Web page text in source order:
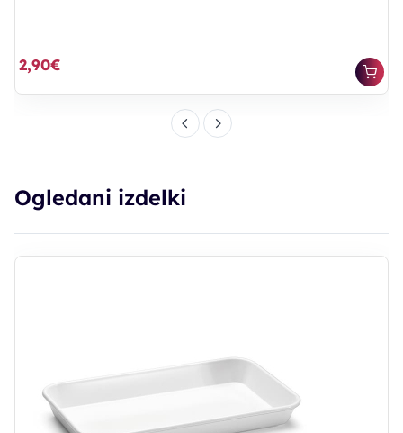
2,90€
Ogledani izdelki